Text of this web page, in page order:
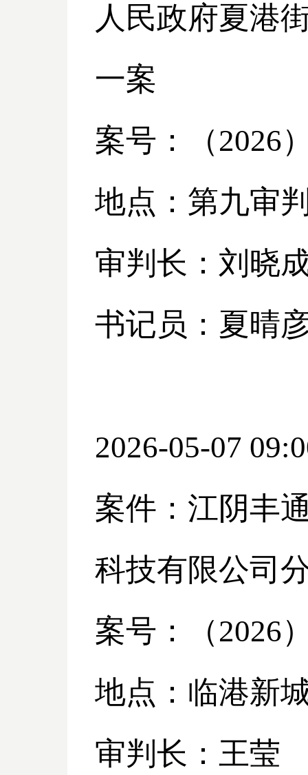
人民政府夏港
一案
案号：（2026
地点：第九审
审判长：刘晓
书记员：夏晴
2026-05-07
案件：江阴丰
科技有限公司
案号：（2026
地点：临港新
审判长：王莹